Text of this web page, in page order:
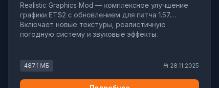
Realistic Graphics Mod — комплексное улучшение
графики ETS2 с обновлением для патча 1.57.
Включает новые текстуры, реалистичную
погодную систему и звуковые эффекты.
487.1 МБ 28.11.2025